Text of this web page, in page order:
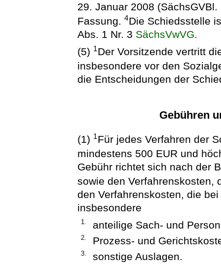
29. Januar 2008
Fassung.4Die Schiedsstelle
Abs. 1 Nr. 3 SächsVwVG.
(5) 1Der Vorsitzende vertritt
insbesondere vor den
die Entscheidungen der
Gebühren
(1) 1Für jedes Verfahren der
mindestens 500 EUR und
Gebühr richtet sich nach der
sowie den
den Verfahrenskosten, die
insbesondere
1. anteilige Sach- und
2. Prozess- und
3.
sonstige Auslagen.